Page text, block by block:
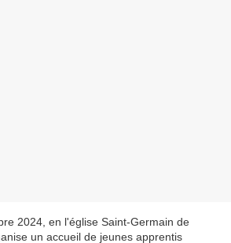
2024, en l'église Saint-Germain de
un accueil de jeunes apprentis